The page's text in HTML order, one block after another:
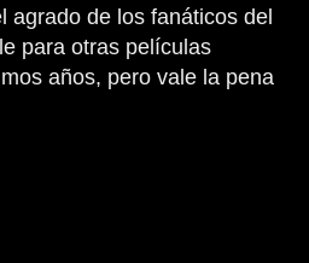
agrado de los fanáticos del
para otras películas
años, pero vale la pena